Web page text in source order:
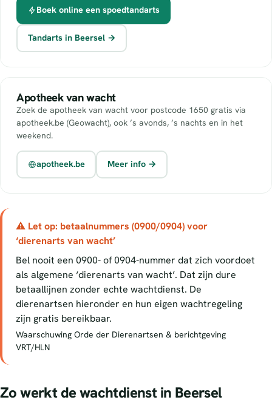
Boek online een spoedtandarts
Tandarts in Beersel →
Apotheek van wacht
Zoek de apotheek van wacht voor postcode 1650 gratis via
apotheek.be (Geowacht), ook ’s avonds, ’s nachts en in het
weekend.
apotheek.be Meer info →
⚠ Let op: betaalnummers (0900/0904) voor
‘dierenarts van wacht’
Bel nooit een 0900- of 0904-nummer dat zich voordoet
als algemene ‘dierenarts van wacht’. Dat zijn dure
betaallijnen zonder echte wachtdienst. De
dierenartsen hieronder en hun eigen wachtregeling
zijn gratis bereikbaar.
Waarschuwing Orde der Dierenartsen & berichtgeving
VRT/HLN
Zo werkt de wachtdienst in Beersel